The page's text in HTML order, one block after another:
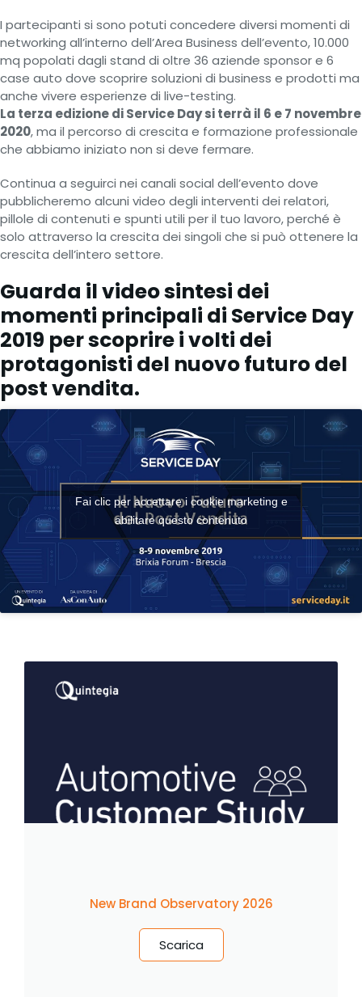
I partecipanti si sono potuti concedere diversi momenti di
networking all’interno dell’Area Business dell’evento, 10.000
mq popolati dagli stand di oltre 36 aziende sponsor e 6
case auto dove scoprire soluzioni di business e prodotti ma
anche vivere esperienze di live-testing.
La terza edizione di Service Day si terrà il 6 e 7 novembre
2020, ma il percorso di crescita e formazione professionale
che abbiamo iniziato non si deve fermare.
Continua a seguirci nei canali social dell’evento dove
pubblicheremo alcuni video degli interventi dei relatori,
pillole di contenuti e spunti utili per il tuo lavoro, perché è
solo attraverso la crescita dei singoli che si può ottenere la
crescita dell’intero settore.
Guarda il video sintesi dei
momenti principali di Service Day
2019 per scoprire i volti dei
protagonisti del nuovo futuro del
post vendita.
Fai clic per accettare i cookie marketing e
abilitare questo contenuto
New Brand Observatory 2026
Scarica